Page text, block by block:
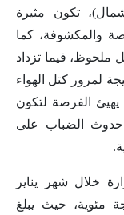
تكون مثيرة
والمكشوفة، كما
ملحوظ، فيما تزداد
لمرور كتل الهواء
يهيئ الفرصة لتكون
حدوث الضباب على
خلال شهر يناير
يتراوح ما بين 16.4 و 20.0 درجة مئوية، حيث يبلغ